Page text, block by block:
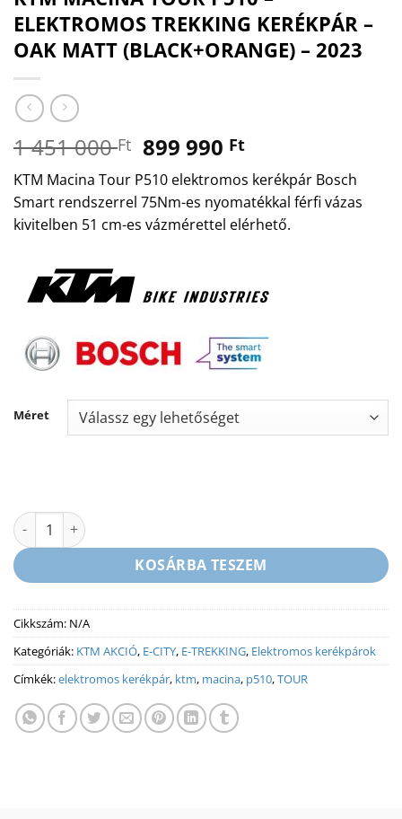
ELEKTROMOS TREKKING KERÉKPÁR –
OAK MATT (BLACK+ORANGE) – 2023
1 451 000Ft Original
price
was:
1
451
899 990 FtCurrent
price
is:
899
990 Ft.
KTM Macina Tour P510 elektromos kerékpár Bosch
Smart rendszerrel 75Nm-es nyomatékkal férfi vázas
kivitelben 51 cm-es vázmérettel elérhető.
Méret
KTM MACINA TOUR P510 - ELEKTROMOS TREKKING
KOSÁRBA TESZEM
Cikkszám: N/A
Kategóriák: KTM AKCIÓ, E-CITY, E-TREKKING, Elektromos kerékpárok
Címkék:elektromos kerékpár, ktm, macina, p510,TOUR